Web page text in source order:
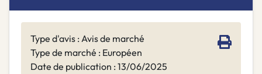
Type d'avis : Avis de marché
Type de marché : Européen
Date de publication : 13/06/2025